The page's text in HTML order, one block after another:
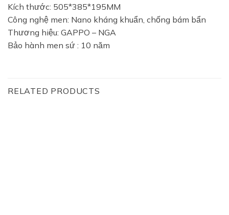
Kích thước: 505*385*195MM
Công nghệ men: Nano kháng khuẩn, chống bám bẩn
Thương hiệu: GAPPO – NGA
Bảo hành men sứ : 10 năm
RELATED PRODUCTS